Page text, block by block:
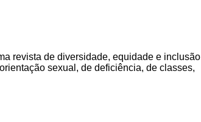
revista de diversidade, equidade e inclusão
sexual, de deficiência, de classes,